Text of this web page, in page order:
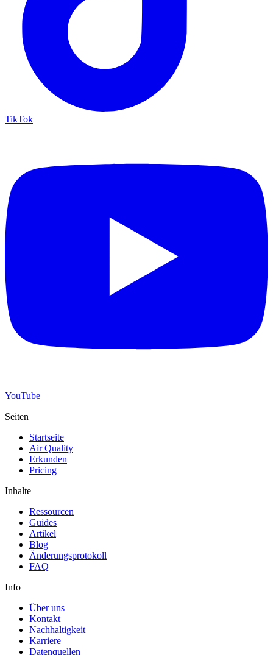
TikTok
YouTube
Seiten
Startseite
Air Quality
Erkunden
Pricing
Inhalte
Ressourcen
Guides
Artikel
Blog
Änderungsprotokoll
FAQ
Info
Über uns
Kontakt
Nachhaltigkeit
Karriere
Datenquellen